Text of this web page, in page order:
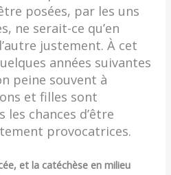
posées, par les uns
ne serait-ce qu’en
justement. À cet
années suivantes
peine souvent à
et filles sont
chances d’être
provocatrices.
et la catéchèse en milieu